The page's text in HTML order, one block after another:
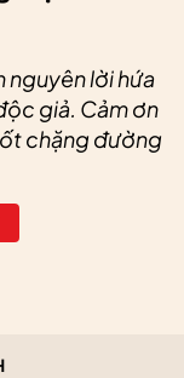
nguyên lời hứa
giả. Cảm ơn
chặng đường